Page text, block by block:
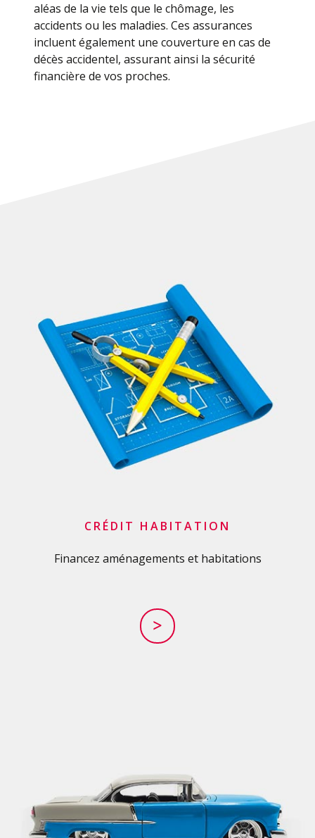
aléas de la vie tels que le chômage, les
accidents ou les maladies. Ces assurances
incluent également une couverture en cas de
décès accidentel, assurant ainsi la sécurité
financière de vos proches.
CRÉDIT HABITATION
Financez aménagements et habitations
>